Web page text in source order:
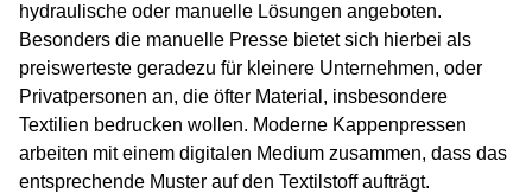
hydraulische oder manuelle Lösungen angeboten.
Besonders die manuelle Presse bietet sich hierbei als
preiswerteste geradezu für kleinere Unternehmen, oder
Privatpersonen an, die öfter Material, insbesondere
Textilien bedrucken wollen. Moderne Kappenpressen
arbeiten mit einem digitalen Medium zusammen, dass das
entsprechende Muster auf den Textilstoff aufträgt.